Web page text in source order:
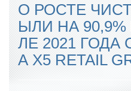
О РОСТЕ
ЫЛИ НА 90,9%
ЛЕ 2021
А X5 RETAIL